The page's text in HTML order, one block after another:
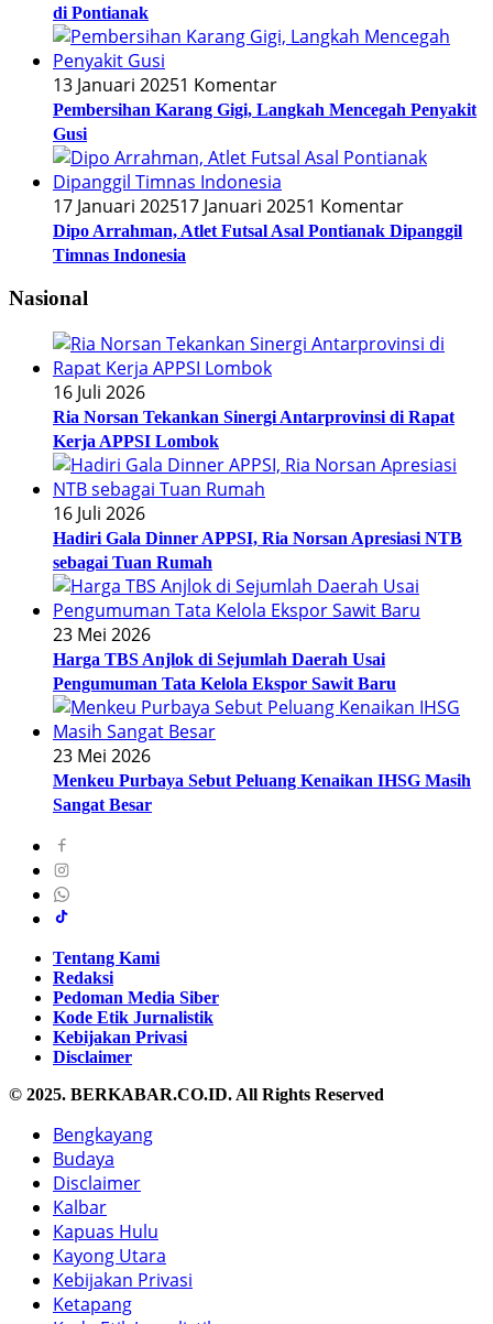
di Pontianak
13 Januari 20251 Komentar
Pembersihan Karang Gigi, Langkah Mencegah Penyakit
Gusi
17 Januari 202517 Januari 20251 Komentar
Dipo Arrahman, Atlet Futsal Asal Pontianak Dipanggil
Timnas Indonesia
Nasional
16 Juli 2026
Ria Norsan Tekankan Sinergi Antarprovinsi di Rapat
Kerja APPSI Lombok
16 Juli 2026
Hadiri Gala Dinner APPSI, Ria Norsan Apresiasi NTB
sebagai Tuan Rumah
23 Mei 2026
Harga TBS Anjlok di Sejumlah Daerah Usai
Pengumuman Tata Kelola Ekspor Sawit Baru
23 Mei 2026
Menkeu Purbaya Sebut Peluang Kenaikan IHSG Masih
Sangat Besar
Tentang Kami
Redaksi
Pedoman Media Siber
Kode Etik Jurnalistik
Kebijakan Privasi
Disclaimer
© 2025. BERKABAR.CO.ID. All Rights Reserved
Bengkayang
Budaya
Disclaimer
Kalbar
Kapuas Hulu
Kayong Utara
Kebijakan Privasi
Ketapang